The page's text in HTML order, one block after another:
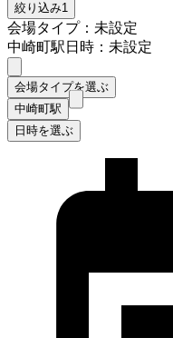
絞り込み1
会場タイプ：未設定
中崎町駅日時：未設定
会場タイプを選ぶ
中崎町駅
日時を選ぶ